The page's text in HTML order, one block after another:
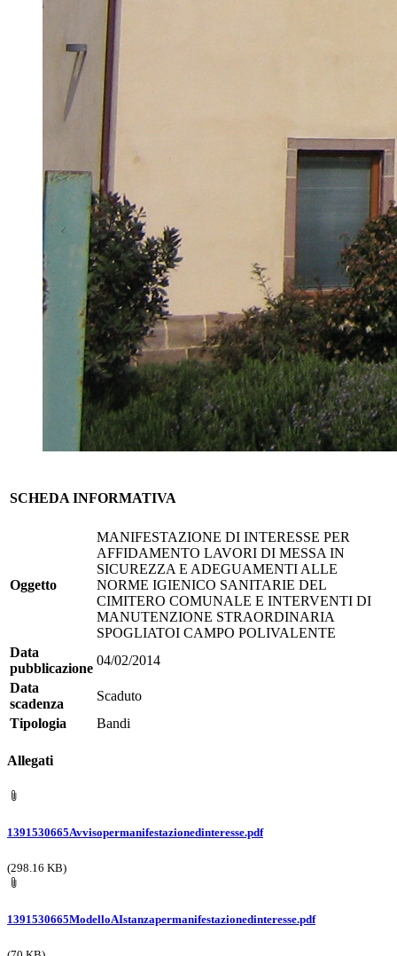
SCHEDA INFORMATIVA
Oggetto
MANIFESTAZIONE DI INTERESSE PER
AFFIDAMENTO LAVORI DI MESSA IN
SICUREZZA E ADEGUAMENTI ALLE
NORME IGIENICO SANITARIE DEL
CIMITERO COMUNALE E INTERVENTI DI
MANUTENZIONE STRAORDINARIA
SPOGLIATOI CAMPO POLIVALENTE
Data
pubblicazione
04/02/2014
Data
scadenza
Scaduto
Tipologia
Bandi
Allegati
1391530665Avvisopermanifestazionedinteresse.pdf
(298.16 KB)
1391530665ModelloAIstanzapermanifestazionedinteresse.pdf